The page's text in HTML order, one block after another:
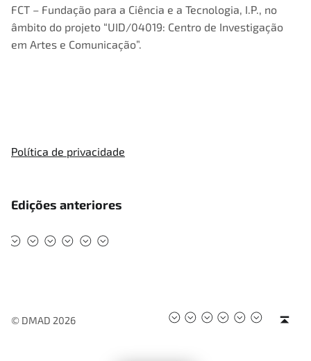
FCT – Fundação para a Ciência e a Tecnologia, I.P., no
âmbito do projeto “UID/04019: Centro de Investigação
em Artes e Comunicação”.
Política de privacidade
Edições anteriores
#DMAD2025
#DMAD2024
#DMAD2023
#DMAD2022
#DMAD2020
#DMAD2019
© DMAD 2026
#DMAD2025
#DMAD2024
#DMAD2023
#DMAD2022